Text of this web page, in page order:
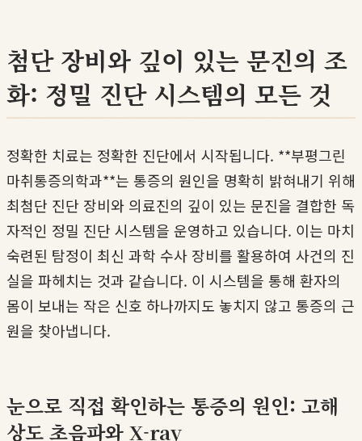
첨단 장비와 깊이 있는 문진의 조
화: 정밀 진단 시스템의 모든 것
정확한 치료는 정확한 진단에서 시작됩니다. **부평그린
마취통증의학과**는 통증의 원인을 명확히 밝혀내기 위해
최첨단 진단 장비와 의료진의 깊이 있는 문진을 결합한 독
자적인 정밀 진단 시스템을 운영하고 있습니다. 이는 마치
숙련된 탐정이 최신 과학 수사 장비를 활용하여 사건의 진
실을 파헤치는 것과 같습니다. 이 시스템을 통해 환자의
몸이 보내는 작은 신호 하나까지도 놓치지 않고 통증의 근
원을 찾아냅니다.
눈으로 직접 확인하는 통증의 원인: 고해
상도 초음파와 X-ray